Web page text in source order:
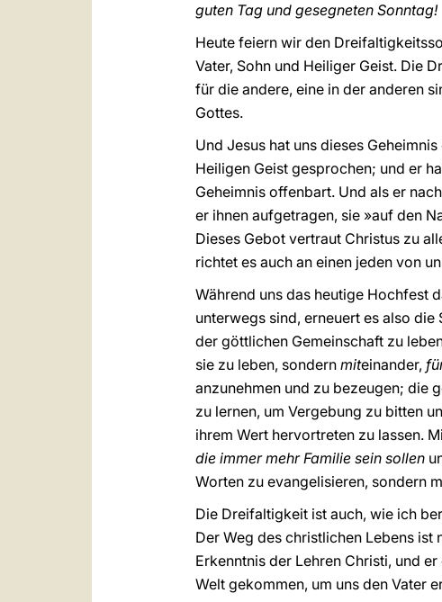
guten Tag und gesegneten Sonntag!
Heute feiern wir den
Vater, Sohn und Heiliger Geist. Die
für die andere, eine in der anderen
Gottes.
Und Jesus hat uns dieses
Heiligen Geist gesprochen; und er
Geheimnis offenbart. Und als er
er ihnen aufgetragen, sie »auf den
Dieses Gebot vertraut Christus zu
richtet es auch an einen jeden von
Während uns das heutige Hochfest
unterwegs sind, erneuert es also
der göttlichen Gemeinschaft zu
sie zu leben, sondern miteinander,
anzunehmen und zu bezeugen; die
zu lernen, um Vergebung zu bitten
ihrem Wert hervortreten zu lassen.
die immer mehr Familie sein sollen
Worten zu evangelisieren, sondern
Die Dreifaltigkeit ist auch, wie ich
Der Weg des christlichen Lebens
Erkenntnis der Lehren Christi, und
Welt gekommen, um uns den Vater